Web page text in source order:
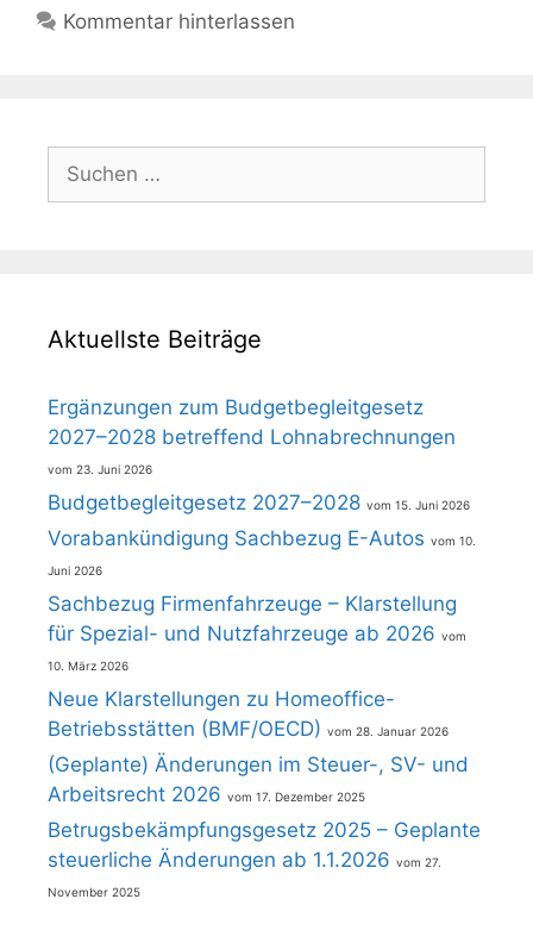
Kommentar hinterlassen
Suchen
nach:
Aktuellste Beiträge
Ergänzungen zum Budgetbegleitgesetz
2027–2028 betreffend Lohnabrechnungen
23. Juni 2026
Budgetbegleitgesetz 2027–2028 15. Juni 2026
Vorabankündigung Sachbezug E-Autos 10.
Juni 2026
Sachbezug Firmenfahrzeuge – Klarstellung
für Spezial- und Nutzfahrzeuge ab 2026
10. März 2026
Neue Klarstellungen zu Homeoffice-
Betriebsstätten (BMF/OECD)
28. Januar 2026
(Geplante) Änderungen im Steuer-, SV- und
Arbeitsrecht 2026
17. Dezember 2025
Betrugsbekämpfungsgesetz 2025 – Geplante
steuerliche Änderungen ab 1.1.2026
27.
November 2025